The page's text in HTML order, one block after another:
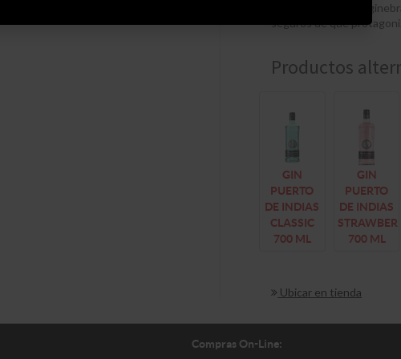
El resultado es una
seguros de que
Productos
GIN
PUERTO
DE INDIAS
CLASSIC
700 ML
GIN
PUERTO
DE INDIAS
700 ML
Ubicar en tienda
Compras On-Line: